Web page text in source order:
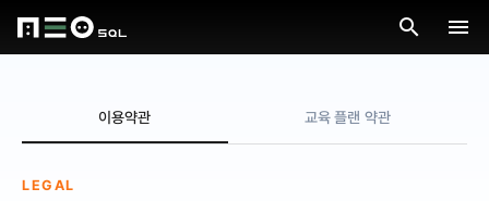
menu
이용약관 교육 플랜 약관
LEGAL